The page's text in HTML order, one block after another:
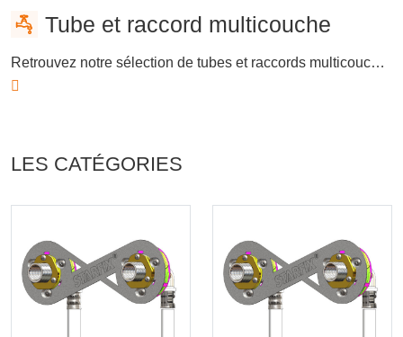
Tube et raccord multicouche
Retrouvez notre sélection de tubes et raccords multicouches, essentiels pour les installations de plomberie et de chauffage. Ces produits, incluant des raccords à sertir et des outils de montage, garantissent une connexion fiable et durable. Idéals pour les professionnels et les bricoleurs, ils offrent une solution polyvalente pour les systèmes de distribution d'eau et de chauffage central.
LES CATÉGORIES